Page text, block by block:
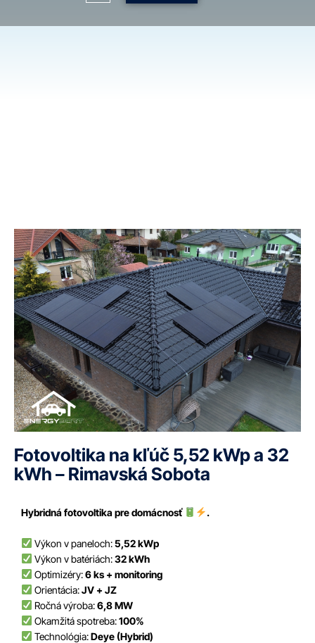
Fotovoltika na kľúč 5,52 kWp a 32
kWh – Rimavská Sobota
Hybridná fotovoltika pre domácnosť .
Výkon v paneloch:5,52 kWp
Výkon v batériách:32 kWh
Optimizéry:6 ks + monitoring
Orientácia:JV + JZ
Ročná výroba:6,8 MW
Okamžitá spotreba:100%
Technológia:Deye (Hybrid)